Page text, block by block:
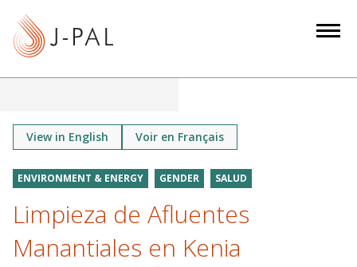
View in English Voir en Français
ENVIRONMENT & ENERGY GENDER SALUD
Limpieza de Afluentes
Manantiales en Kenia